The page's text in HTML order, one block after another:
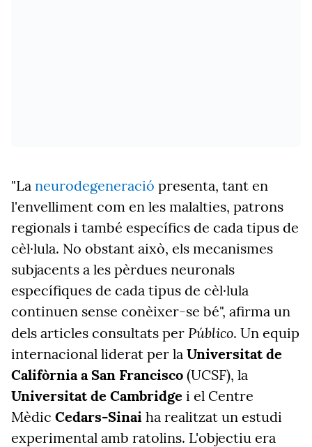
"La neurodegeneració presenta, tant en
l'envelliment com en les malalties, patrons
regionals i també específics de cada tipus de
cèl·lula. No obstant això, els mecanismes
subjacents a les pèrdues neuronals
específiques de cada tipus de cèl·lula
continuen sense conèixer-se bé", afirma un
dels articles consultats per Público. Un equip
internacional liderat per la Universitat de
Califòrnia a San Francisco (UCSF), la
Universitat de Cambridge i el Centre
Mèdic Cedars-Sinai ha realitzat un estudi
experimental amb ratolins. L'objectiu era